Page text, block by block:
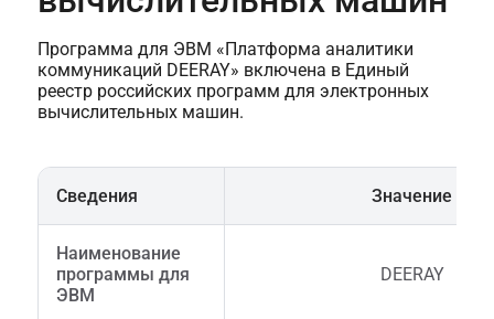
Программа для ЭВМ «Платформа аналитики
коммуникаций DEERAY» включена в Единый
реестр российских программ для электронных
вычислительных машин.
Сведения Значение
Наименование
программы для
ЭВМ
DEERAY